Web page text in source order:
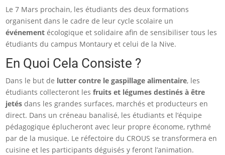
Le7 Mars prochain, les étudiants des deux formations
organisent dans le cadre de leur cycle scolaire un
événement écologique et solidaireafin de sensibiliser tous les
étudiants du campus Montaury et celui de la Nive.
En Quoi Cela Consiste ?
Dans le but de lutter contre le gaspillage alimentaire, les
étudiants collecteront lesfruits et légumes destinés à être
jetés dans les grandes surfaces, marchés et producteurs en
direct. Dans un créneau banalisé, les étudiants et l’équipe
pédagogique éplucheront avec leur propre économe, rythmé
par de la musique. Le réfectoire du CROUS se transformera en
cuisine et les participants déguisés y feront l’animation.